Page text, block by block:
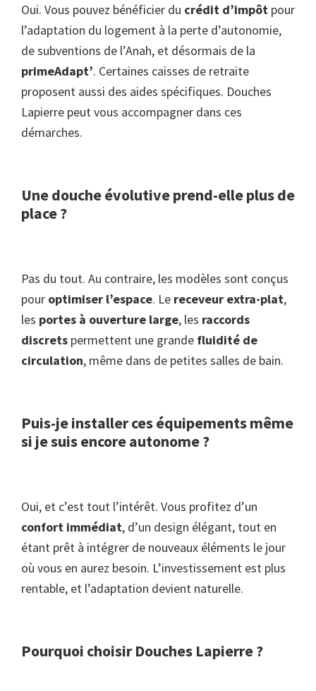
Oui. Vous pouvez bénéficier du crédit d’impôt pour
l’adaptation du logement à la perte d’autonomie,
de subventions de l’Anah, et désormais de la
primeAdapt’. Certaines caisses de retraite
proposent aussi des aides spécifiques. Douches
Lapierre peut vous accompagner dans ces
démarches.
Une douche évolutive prend-elle plus de
place ?
Pas du tout. Au contraire, les modèles sont conçus
pour optimiser l’espace. Le receveur extra-plat,
les portes à ouverture large, les raccords
discrets permettent une grande fluidité de
circulation, même dans de petites salles de bain.
Puis-je installer ces équipements même
si je suis encore autonome ?
Oui, et c’est tout l’intérêt. Vous profitez d’un
confort immédiat, d’un design élégant, tout en
étant prêt à intégrer de nouveaux éléments le jour
où vous en aurez besoin. L’investissement est plus
rentable, et l’adaptation devient naturelle.
Pourquoi choisir Douches Lapierre ?